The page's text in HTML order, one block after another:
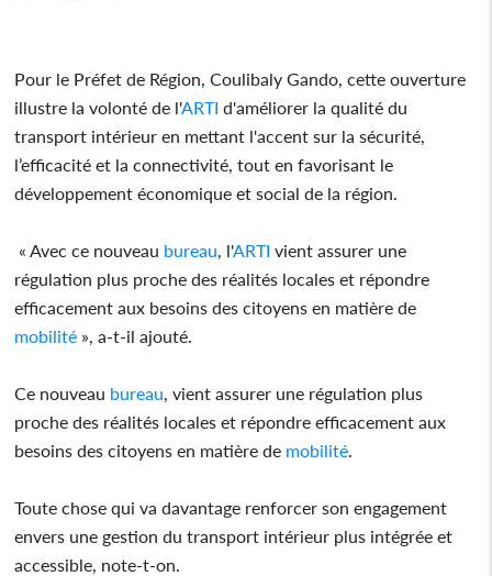
Pour le Préfet de Région, Coulibaly Gando, cette ouverture
illustre la volonté de l'ARTI d'améliorer la qualité du
transport intérieur en mettant l'accent sur la sécurité,
l’efficacité et la connectivité, tout en favorisant le
développement économique et social de la région.
« Avec ce nouveau bureau, l'ARTI vient assurer une
régulation plus proche des réalités locales et répondre
efficacement aux besoins des citoyens en matière de
mobilité », a-t-il ajouté.
Ce nouveau bureau, vient assurer une régulation plus
proche des réalités locales et répondre efficacement aux
besoins des citoyens en matière de mobilité.
Toute chose qui va davantage renforcer son engagement
envers une gestion du transport intérieur plus intégrée et
accessible, note-t-on.